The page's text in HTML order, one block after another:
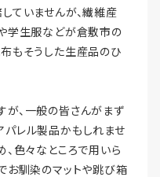
ていませんが、繊維産
学生服などが倉敷市の
もそうした生産品のひ
、一般の皆さんがまず
レル製品かもしれませ
、色々なところで用いら
お馴染のマットや跳び箱